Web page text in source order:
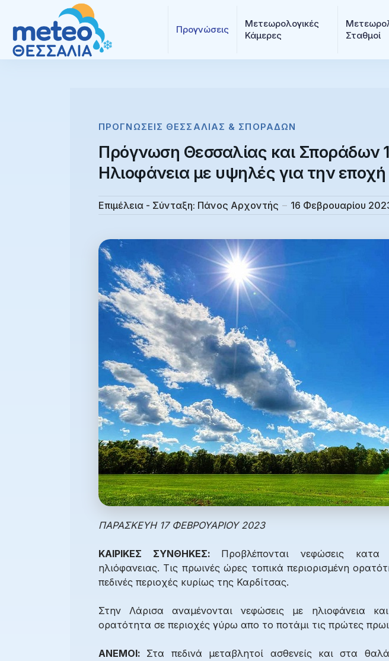
Προγνώσεις
Μετεωρολογικές
Κάμερες
Σταθμοί
ΠΡΟΓΝΏΣΕΙΣ ΘΕΣΣΑΛΊΑΣ & ΣΠΟΡΆΔΩΝ
Πρόγνωση Θεσσαλίας και Σποράδων
Ηλιοφάνεια με υψηλές για την
Επιμέλεια - Σύνταξη: Πάνος Αρχοντής 16 Φεβρουαρίου
ΠΑΡΑΣΚΕΥΗ 17 ΦΕΒΡΟΥΑΡΙΟΥ 2023
ΚΑΙΡΙΚΕΣ ΣΥΝΘΗΚΕΣ: Προβλέπονται νεφώσεις κατα
ηλιόφανειας. Τις πρωινές ώρες τοπικά περιορισμένη
πεδινές περιοχές κυρίως της Καρδίτσας.
Στην Λάρισα αναμένονται νεφώσεις με ηλιοφάνεια
ορατότητα σε περιοχές γύρω απο το ποτάμι τις πρώτες
ΑΝΕΜΟΙ: Στα πεδινά μεταβλητοί ασθενείς και στα